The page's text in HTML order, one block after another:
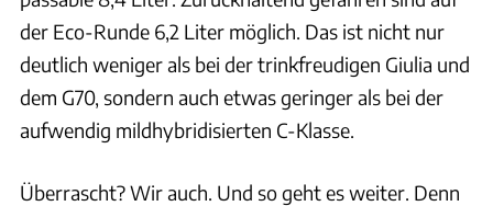
der Eco-Runde 6,2 Liter möglich. Das ist nicht nur
deutlich weniger als bei der trinkfreudigen Giulia und
dem G70, sondern auch etwas geringer als bei der
aufwendig mildhybridisierten C-Klasse.
Überrascht? Wir auch. Und so geht es weiter. Denn